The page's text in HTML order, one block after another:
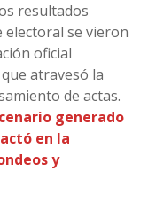
resultados
se vieron
oficial
atravesó la
de actas.
generado
en la
y